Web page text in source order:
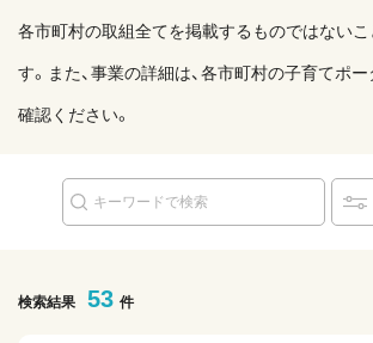
各市町村の取組全てを掲載するものではないこ
す。また、事業の詳細は、各市町村の子育てポ
確認ください。
検索結果 53 件